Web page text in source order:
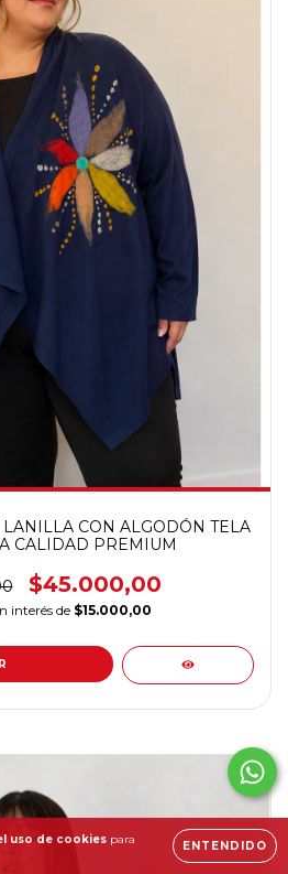
uso de cookies para
ENTENDIDO
CON ALGODÓN TELA
CALIDAD PREMIUM
$45.000,00
interés de $15.000,00